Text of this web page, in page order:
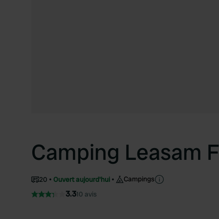
Camping Leasam
20 Ouvert aujourd'hui Campings
3.310 avis